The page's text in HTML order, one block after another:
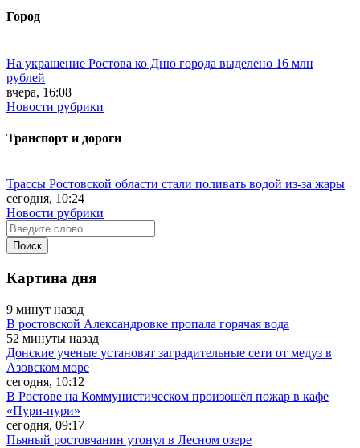
Город
На украшение Ростова ко Дню города выделено 16 млн
рублей
вчера, 16:08
Новости рубрики
Транспорт и дороги
Трассы Ростовской области стали поливать водой из-за жары
сегодня, 10:24
Новости рубрики
Картина дня
9 минут назад
В ростовской Александровке пропала горячая вода
52 минуты назад
Донские ученые установят заградительные сети от медуз в
Азовском море
сегодня, 10:12
В Ростове на Коммунистическом произошёл пожар в кафе
«Пури-пури»
сегодня, 09:17
Пьяный ростовчанин утонул в Лесном озере